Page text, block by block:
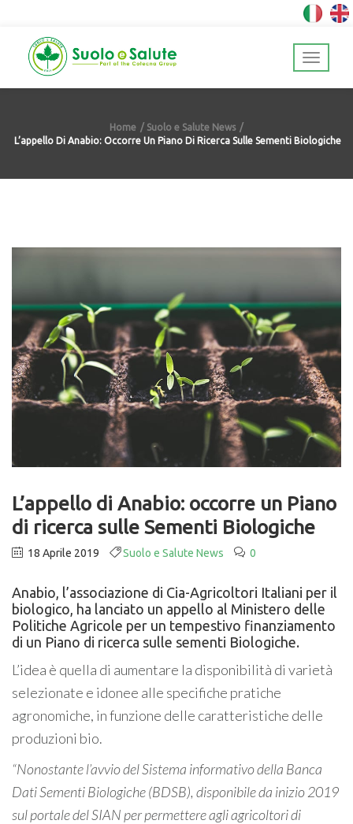
Home
Suolo e Salute News
L’appello Di Anabio: Occorre Un Piano Di Ricerca Sulle Sementi Biologiche
L’appello di Anabio: occorre un Piano
di ricerca sulle Sementi Biologiche
18 Aprile 2019 Suolo e Salute News 0
Anabio, l’associazione di Cia-Agricoltori Italiani per il
biologico, ha lanciato un appello al Ministero delle
Politiche Agricole per un tempestivo finanziamento
di un Piano di ricerca sulle sementi Biologiche.
L’idea è quella di aumentare la disponibilità di varietà
selezionate e idonee alle specifiche pratiche
agronomiche, in funzione delle caratteristiche delle
produzioni bio.
“Nonostante l’avvio del Sistema informativo della Banca
Dati Sementi Biologiche (BDSB), disponibile da inizio 2019
sul portale del SIAN per permettere agli agricoltori di